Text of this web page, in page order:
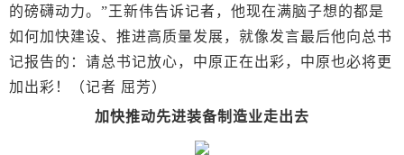
的磅礴动力。”王新伟告诉记者，他现在满脑子想的都是
如何加快建设、推进高质量发展，就像发言最后他向总书
记报告的：请总书记放心，中原正在出彩，中原也必将更
加出彩！（记者 屈芳）
加快推动先进装备制造业走出去